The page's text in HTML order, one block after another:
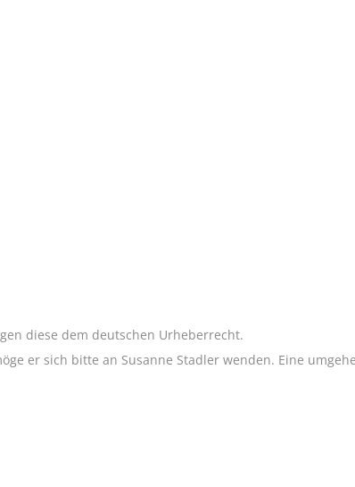
diese dem deutschen Urheberrecht.
er sich bitte an Susanne Stadler wenden. Eine